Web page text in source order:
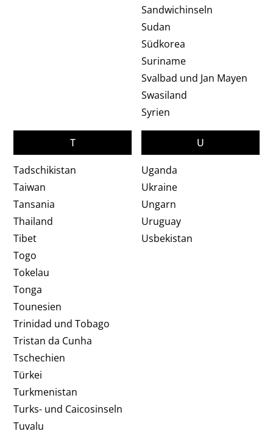
Sandwichinseln
Sudan
Südkorea
Suriname
Svalbad und Jan Mayen
Swasiland
Syrien
T
Tadschikistan
Taiwan
Tansania
Thailand
Tibet
Togo
Tokelau
Tonga
Tounesien
Trinidad und Tobago
Tristan da Cunha
Tschechien
Türkei
Turkmenistan
Turks- und Caicosinseln
Tuvalu
U
Uganda
Ukraine
Ungarn
Uruguay
Usbekistan